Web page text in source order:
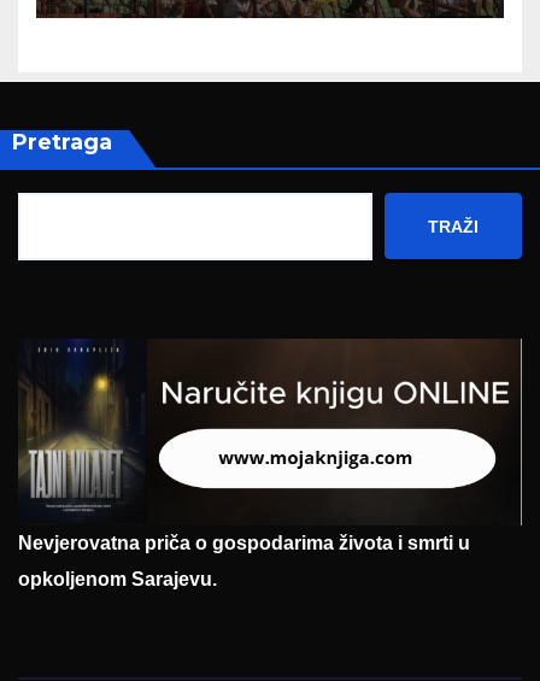
Pretraga
TRAŽI
Nevjerovatna priča o gospodarima života i smrti u
opkoljenom Sarajevu.